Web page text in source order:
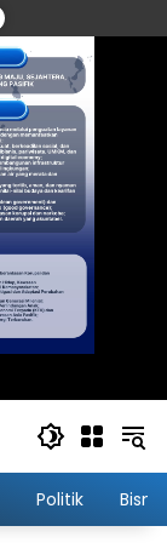
Politik